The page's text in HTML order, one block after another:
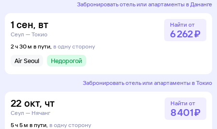
Забронировать отель или апартаменты в Дананге
1 сен, вт
Сеул — Токио
2 ч 30 м в пути, в одну сторону
Air Seoul Недорогой
Найти от
6 ⁠262 ⁠₽
Забронировать отель или апартаменты в Токио
22 окт, чт
Сеул — Нячанг
5 ч 5 м в пути, в одну сторону
Найти от
8 ⁠401 ⁠₽